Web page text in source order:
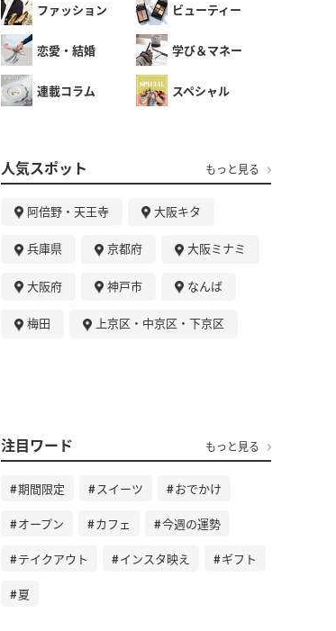
ファッション ビューティー
恋愛・結婚 学び＆マネー
連載コラム スペシャル
人気スポット もっと見る
阿倍野・天王寺 大阪キタ
兵庫県 京都府 大阪ミナミ
大阪府 神戸市 なんば
梅田 上京区・中京区・下京区
注目ワード もっと見る
期間限定 スイーツ おでかけ
オープン カフェ 今週の運勢
テイクアウト インスタ映え ギフト
夏